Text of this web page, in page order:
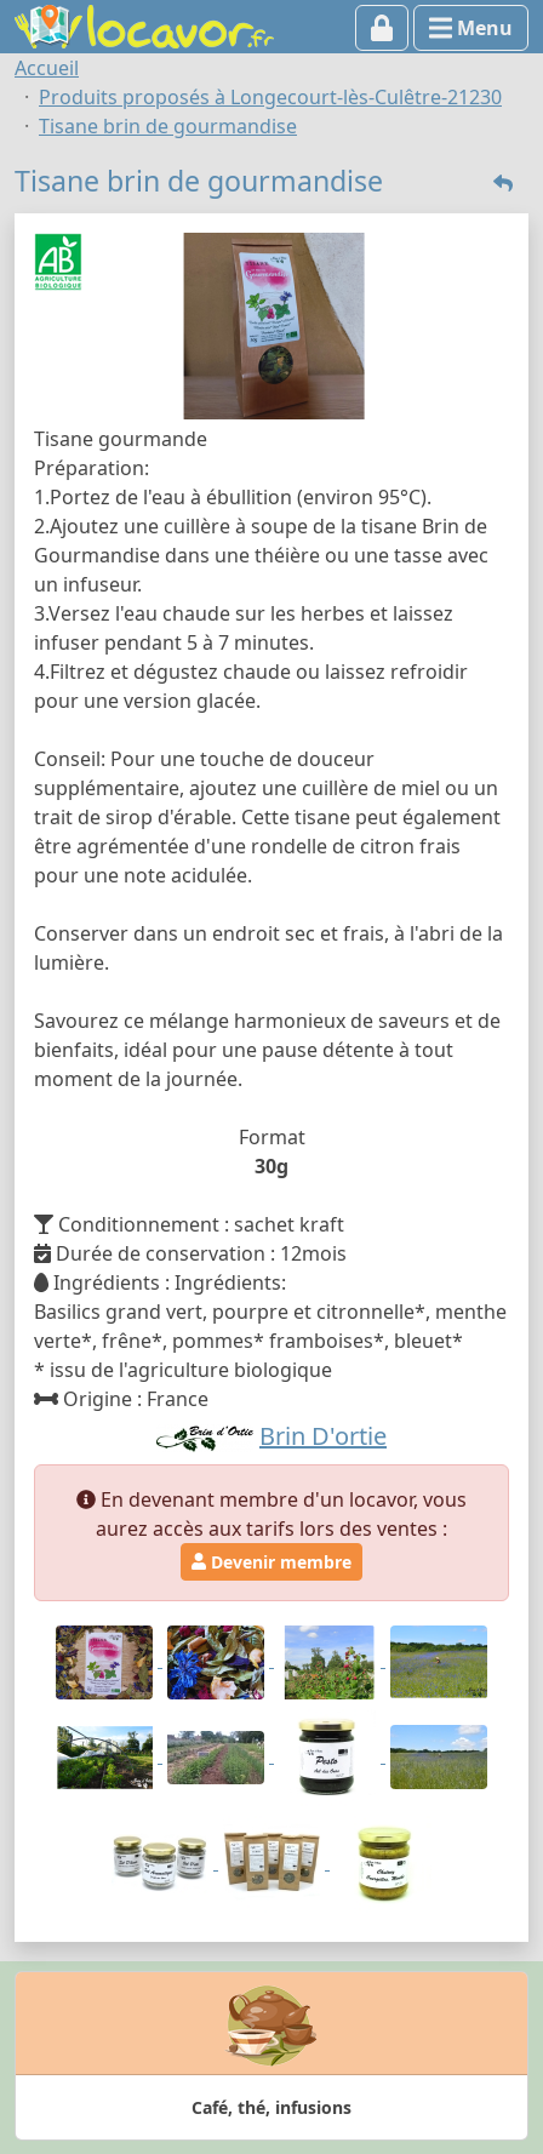
Menu
Accueil
Produits proposés à Longecourt-lès-Culêtre-21230
Tisane brin de gourmandise
Tisane brin de gourmandise
Tisane gourmande
Préparation:
1.Portez de l'eau à ébullition (environ 95°C).
2.Ajoutez une cuillère à soupe de la tisane Brin de
Gourmandise dans une théière ou une tasse avec
un infuseur.
3.Versez l'eau chaude sur les herbes et laissez
infuser pendant 5 à 7 minutes.
4.Filtrez et dégustez chaude ou laissez refroidir
pour une version glacée.
Conseil: Pour une touche de douceur
supplémentaire, ajoutez une cuillère de miel ou un
trait de sirop d'érable. Cette tisane peut également
être agrémentée d'une rondelle de citron frais
pour une note acidulée.
Conserver dans un endroit sec et frais, à l'abri de la
lumière.
Savourez ce mélange harmonieux de saveurs et de
bienfaits, idéal pour une pause détente à tout
moment de la journée.
Format
30g
Conditionnement : sachet kraft
Durée de conservation : 12mois
Ingrédients : Ingrédients:
Basilics grand vert, pourpre et citronnelle*, menthe
verte*, frêne*, pommes* framboises*, bleuet*
* issu de l'agriculture biologique
Origine : France
Brin D'ortie
En devenant membre d'un locavor, vous
aurez accès aux tarifs lors des ventes :
Devenir membre
Café, thé, infusions